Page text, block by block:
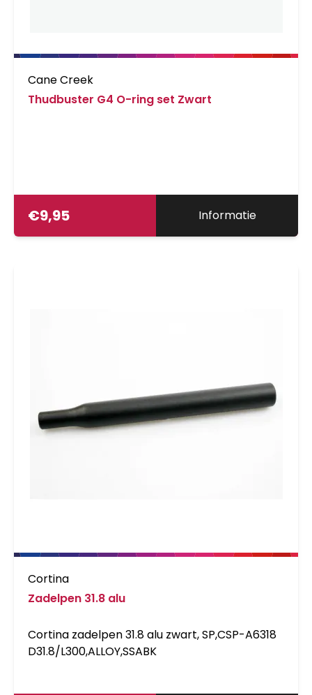
Cane Creek
Thudbuster G4 O-ring set Zwart
€9,95 Informatie
Cortina
Zadelpen 31.8 alu
Cortina zadelpen 31.8 alu zwart, SP,CSP-A6318
D31.8/L300,ALLOY,SSABK